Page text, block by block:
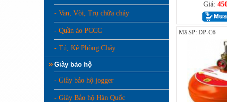
- Van, Vòi, Trụ chữa cháy
- Quần áo PCCC
- Tủ, Kệ Phòng Cháy
Giày bảo hộ
- Giầy bảo hộ jogger
- Giày Bảo hộ Hàn Quốc
Giá:
Mã SP: DP-C6